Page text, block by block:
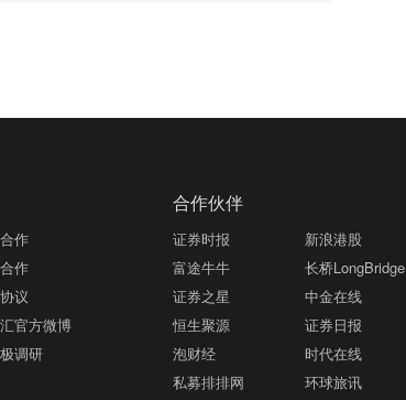
作
作
议
官方微博
调研
合作伙伴
证券时报 新浪港股
富途牛牛
长桥LongBridge
证券之星
中金在线
恒生聚源
证券日报
泡财经
时代在线
私募排排网
环球旅讯